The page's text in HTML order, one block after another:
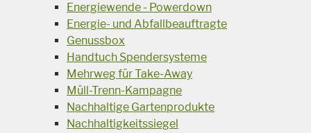
Energiewende - Powerdown
Energie- und Abfallbeauftragte
Genussbox
Handtuch Spendersysteme
Mehrweg für Take-Away
Müll-Trenn-Kampagne
Nachhaltige Gartenprodukte
Nachhaltigkeitssiegel